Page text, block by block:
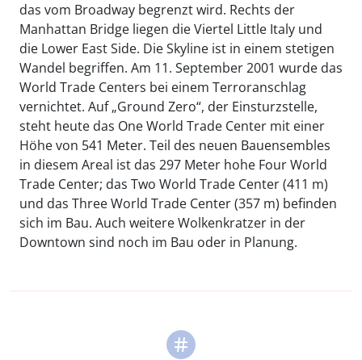
das vom Broadway begrenzt wird. Rechts der
Manhattan Bridge liegen die Viertel Little Italy und
die Lower East Side. Die Skyline ist in einem stetigen
Wandel begriffen. Am 11. September 2001 wurde das
World Trade Centers bei einem Terroranschlag
vernichtet. Auf „Ground Zero“, der Einsturzstelle,
steht heute das One World Trade Center mit einer
Höhe von 541 Meter. Teil des neuen Bauensembles
in diesem Areal ist das 297 Meter hohe Four World
Trade Center; das Two World Trade Center (411 m)
und das Three World Trade Center (357 m) befinden
sich im Bau. Auch weitere Wolkenkratzer in der
Downtown sind noch im Bau oder in Planung.